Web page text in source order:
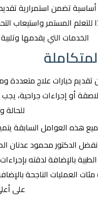
أساسية تضمن استمرارية
المستمر واستيعاب
الخدمات التي يقدمها
خيارات علاج
أو إجراءات جراحية، يجب
للحالة
هذه العوامل السابقة
نفضل الدكتور محمود عدنان
بالإضافة لدقته
العمليات الناجحة
على